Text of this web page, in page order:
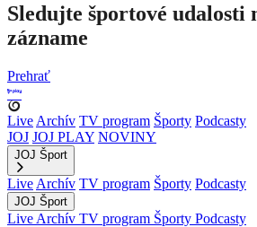
Sledujte športové udalosti
zázname
Prehrať
Live Archív TV program Športy Podcasty
JOJ JOJ PLAY NOVINY
JOJ Šport
Live Archív TV program Športy Podcasty
JOJ Šport
Live Archív TV program Športy Podcasty